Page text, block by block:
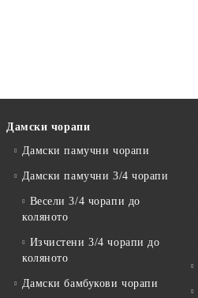
Дамски чорапи
Дамски памучни чорапи
Дамски памучни 3/4 чорапи
Весели 3/4 чорапи до
коляното
Изчистени 3/4 чорапи до
коляното
Дамски бамбукови чорапи